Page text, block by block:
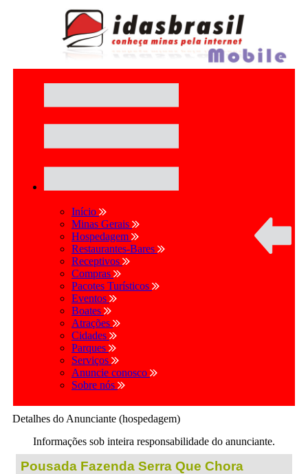
Início
Minas Gerais
Hospedagem
Restaurantes-Bares
Receptivos
Compras
Pacotes Turísticos
Eventos
Boates
Atrações
Cidades
Parques
Serviços
Anuncie conosco
Sobre nós
Detalhes do Anunciante (hospedagem)
Informações sob inteira responsabilidade do anunciante.
Pousada Fazenda Serra Que Chora